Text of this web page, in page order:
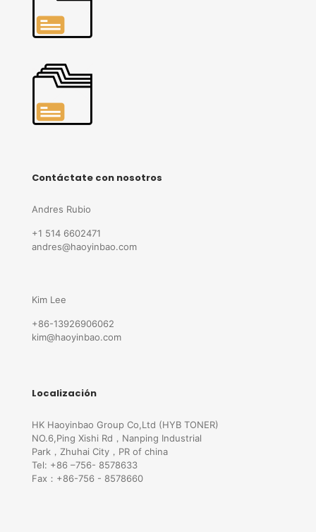
Contáctate con nosotros
Andres Rubio
+1 514 6602471
andres@haoyinbao.com
Kim Lee
+86-13926906062
kim@haoyinbao.com
Localización
HK Haoyinbao Group Co,Ltd (HYB TONER)
NO.6,Ping Xishi Rd，Nanping Industrial
Park，Zhuhai City，PR of china
Tel: +86 –756- 8578633
Fax：+86-756 - 8578660